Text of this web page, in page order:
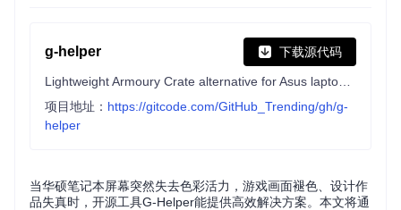
g-helper 下载源代码
项目地址： https://gitcode.com/GitHub_Trending/gh/g-
helper
当华硕笔记本屏幕突然失去色彩活力，游戏画面褪色、设计作
品失真时，开源工具G-Helper能提供高效解决方案。本文将通